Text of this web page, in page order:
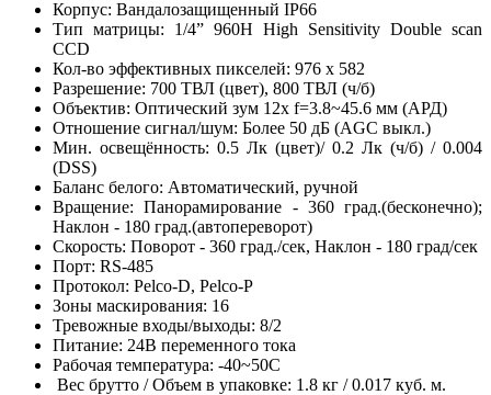
Корпус: Вандалозащищенный IP66
Тип матрицы: 1/4” 960H High Sensitivity Double scan
CCD
Кол-во эффективных пикселей: 976 х 582
Разрешение: 700 ТВЛ (цвет), 800 ТВЛ (ч/б)
Объектив: Оптический зум 12х f=3.8~45.6 мм (АРД)
Отношение сигнал/шум: Более 50 дБ (AGC выкл.)
Мин. освещённость: 0.5 Лк (цвет)/ 0.2 Лк (ч/б) / 0.004
(DSS)
Баланс белого: Автоматический, ручной
Вращение: Панорамирование - 360 град.(бесконечно);
Наклон - 180 град.(автопереворот)
Скорость: Поворот - 360 град./сек, Наклон - 180 град/сек
Порт: RS-485
Протокол: Pelco-D, Pelco-P
Зоны маскирования: 16
Тревожные входы/выходы: 8/2
Питание: 24В переменного тока
Рабочая температура: -40~50C
Вес брутто / Объем в упаковке: 1.8 кг / 0.017 куб. м.